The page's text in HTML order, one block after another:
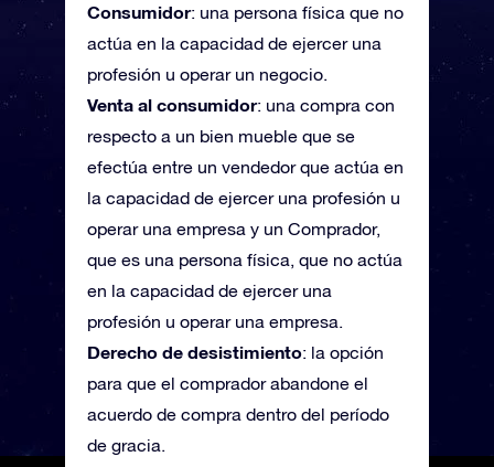
Consumidor: una persona física que no
actúa en la capacidad de ejercer una
profesión u operar un negocio.
Venta al consumidor: una compra con
respecto a un bien mueble que se
efectúa entre un vendedor que actúa en
la capacidad de ejercer una profesión u
operar una empresa y un Comprador,
que es una persona física, que no actúa
en la capacidad de ejercer una
profesión u operar una empresa.
Derecho de desistimiento: la opción
para que el comprador abandone el
acuerdo de compra dentro del período
de gracia.